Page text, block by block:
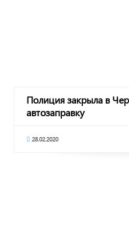
Полиция закрыла в
автозаправку
28.02.2020